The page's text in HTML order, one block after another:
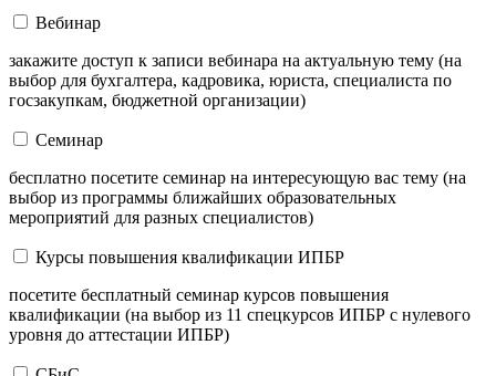
Вебинар
закажите доступ к записи вебинара на актуальную тему (на
выбор для бухгалтера, кадровика, юриста, специалиста по
госзакупкам, бюджетной организации)
Семинар
бесплатно посетите семинар на интересующую вас тему (на
выбор из программы ближайших образовательных
мероприятий для разных специалистов)
Курсы повышения квалификации ИПБР
посетите бесплатный семинар курсов повышения
квалификации (на выбор из 11 спецкурсов ИПБР с нулевого
уровня до аттестации ИПБР)